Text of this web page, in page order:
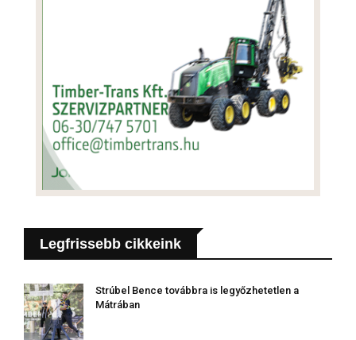
Legfrissebb cikkeink
Strúbel Bence továbbra is legyőzhetetlen a
Mátrában